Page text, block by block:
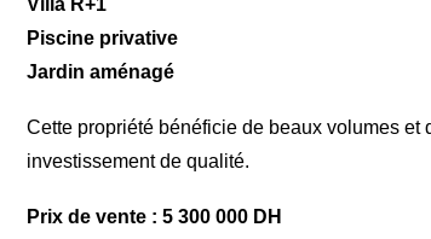
Villa R+1
Piscine privative
Jardin aménagé
Cette propriété bénéficie de beaux volumes et
investissement de qualité.
Prix de vente : 5 300 000 DH